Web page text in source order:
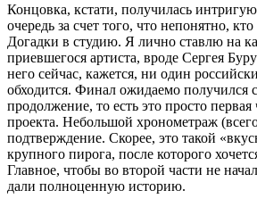
Концовка, кстати, получилась
очередь за счет того, что непонятно,
Догадки в студию. Я лично ставлю на
приевшегося артиста, вроде Сергея
него сейчас, кажется, ни один
обходится. Финал ожидаемо получился
продолжение, то есть это просто первая
проекта. Небольшой хронометраж
подтверждение. Скорее, это такой
крупного пирога, после которого
Главное, чтобы во второй части не
дали полноценную историю.